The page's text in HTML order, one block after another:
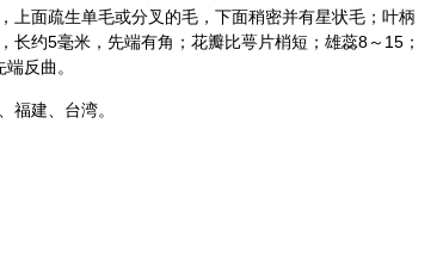
上面疏生单毛或分叉的毛，下面稍密并有星状毛；叶柄
约5毫米，先端有角；花瓣比萼片梢短；雄蕊8～15；
反曲。
福建、台湾。